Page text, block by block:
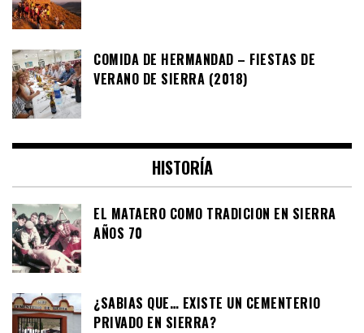
COMIDA DE HERMANDAD – FIESTAS DE
VERANO DE SIERRA (2018)
HISTORÍA
EL MATAERO COMO TRADICION EN SIERRA
AÑOS 70
¿SABIAS QUE… EXISTE UN CEMENTERIO
PRIVADO EN SIERRA?